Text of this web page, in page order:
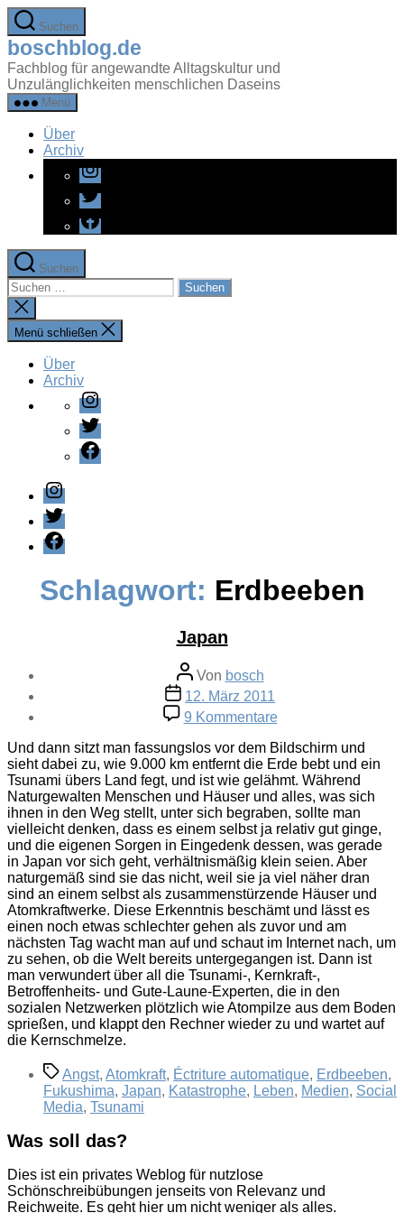
Zum
Inhalt
springen
Suchen
boschblog.de
Fachblog für angewandte Alltagskultur und
Unzulänglichkeiten menschlichen Daseins
Menü
Über
Archiv
Instagram
Twitter
Facebook
Suchen
Suchen
nach:
Suche
schließen
Menü schließen
Über
Archiv
Instagram
Twitter
Facebook
Instagram
Twitter
Facebook
Schlagwort: Erdbeeben
Japan
Beitragsautor
Von bosch
Veröffentlichungsdatum
12. März 2011
9 Kommentarezu
Japan
Und dann sitzt man fassungslos vor dem Bildschirm und
sieht dabei zu, wie 9.000 km entfernt die Erde bebt und ein
Tsunami übers Land fegt, und ist wie gelähmt. Während
Naturgewalten Menschen und Häuser und alles, was sich
ihnen in den Weg stellt, unter sich begraben, sollte man
vielleicht denken, dass es einem selbst ja relativ gut ginge,
und die eigenen Sorgen in Eingedenk dessen, was gerade
in Japan vor sich geht, verhältnismäßig klein seien. Aber
naturgemäß sind sie das nicht, weil sie ja viel näher dran
sind an einem selbst als zusammenstürzende Häuser und
Atomkraftwerke. Diese Erkenntnis beschämt und lässt es
einen noch etwas schlechter gehen als zuvor und am
nächsten Tag wacht man auf und schaut im Internet nach, um
zu sehen, ob die Welt bereits untergegangen ist. Dann ist
man verwundert über all die Tsunami-, Kernkraft-,
Betroffenheits- und Gute-Laune-Experten, die in den
sozialen Netzwerken plötzlich wie Atompilze aus dem Boden
sprießen, und klappt den Rechner wieder zu und wartet auf
die Kernschmelze.
Schlagwörter
Angst, Atomkraft, Éctriture automatique, Erdbeeben,
Fukushima, Japan, Katastrophe, Leben, Medien, Social
Media, Tsunami
Was soll das?
Dies ist ein privates Weblog für nutzlose
Schönschreibübungen jenseits von Relevanz und
Reichweite. Es geht hier um nicht weniger als alles.